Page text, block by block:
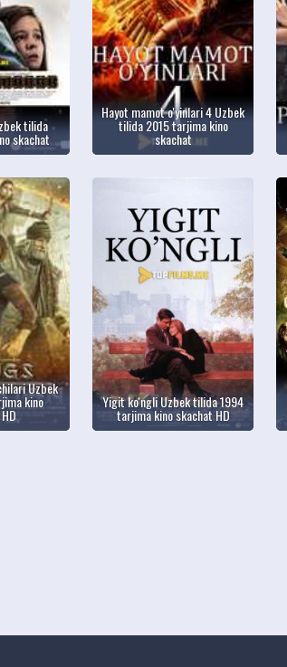
tilida
skachat
Hayot mamot o'yinlari 4 Uzbek
tilida 2015 tarjima kino
skachat
Uzbek
kino Yigit ko'ngli Uzbek tilida 1994
tarjima kino skachat HD